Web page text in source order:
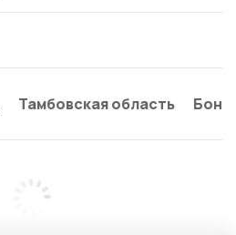
Тамбовская область